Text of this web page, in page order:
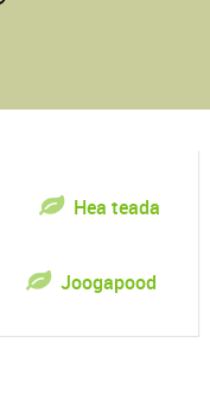
Hea teada
Joogapood